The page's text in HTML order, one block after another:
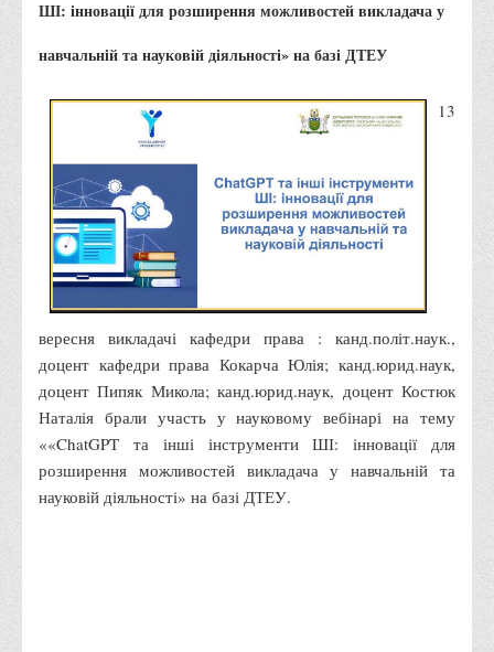
Правила безпечної поведінки учасників освітнього процесу в
Що можна і не можна знімати, показувати під час війни
Контакти державних та громадських організацій, які
допомагають тим, хто пережили сексуальне насильство,
10 точних фактів про наркотики. З’ясуй правду про
наркотики. Врятуй чиєсь життя
Контакти
3D тур
SEL
Smart Electronic Learning
Репозиторій
Структура
ШІ: інновації для розширення можливостей викладача у
навчальній та науковій діяльності» на базі ДТЕУ
13
вересня викладачі кафедри права : канд.політ.наук.,
доцент кафедри права Кокарча Юлія; канд.юрид.наук,
доцент Пипяк Микола; канд.юрид.наук, доцент Костюк
Наталія брали участь у науковому вебінарі на тему
««ChatGPT та інші інструменти ШІ: інновації для
розширення можливостей викладача у навчальній та
науковій діяльності» на базі ДТЕУ.